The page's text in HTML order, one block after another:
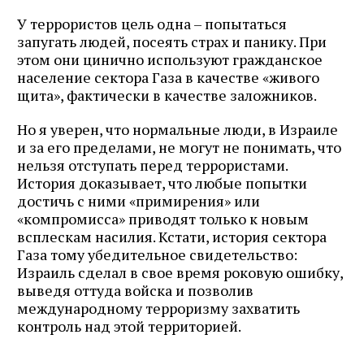
У террористов цель одна – попытаться
запугать людей, посеять страх и панику. При
этом они цинично используют гражданское
население сектора Газа в качестве «живого
щита», фактически в качестве заложников.
Но я уверен, что нормальные люди, в Израиле
и за его пределами, не могут не понимать, что
нельзя отступать перед террористами.
История доказывает, что любые попытки
достичь с ними «примирения» или
«компромисса» приводят только к новым
всплескам насилия. Кстати, история сектора
Газа тому убедительное свидетельство:
Израиль сделал в свое время роковую ошибку,
выведя оттуда войска и позволив
международному терроризму захватить
контроль над этой территорией.